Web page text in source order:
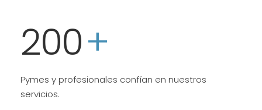
200+
Pymes y profesionales confían en nuestros
servicios.